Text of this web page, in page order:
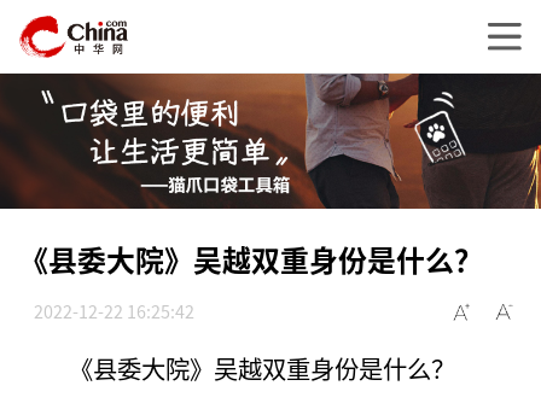
《县委大院》吴越双重身份是什么？
2022-12-22 16:25:42
《县委大院》吴越双重身份是什么？